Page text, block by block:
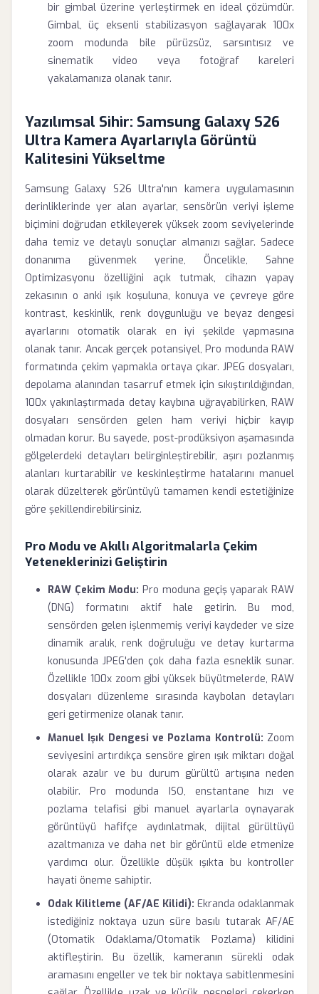
bir gimbal üzerine yerleştirmek en ideal çözümdür.
Gimbal, üç eksenli stabilizasyon sağlayarak 100x
zoom modunda bile pürüzsüz, sarsıntısız ve
sinematik video veya fotoğraf kareleri
yakalamanıza olanak tanır.
Yazılımsal Sihir: Samsung Galaxy S26
Ultra Kamera Ayarlarıyla Görüntü
Kalitesini Yükseltme
Samsung Galaxy S26 Ultra'nın kamera uygulamasının
derinliklerinde yer alan ayarlar, sensörün veriyi işleme
biçimini doğrudan etkileyerek yüksek zoom seviyelerinde
daha temiz ve detaylı sonuçlar almanızı sağlar. Sadece
donanıma güvenmek yerine, Öncelikle, Sahne
Optimizasyonu özelliğini açık tutmak, cihazın yapay
zekasının o anki ışık koşuluna, konuya ve çevreye göre
kontrast, keskinlik, renk doygunluğu ve beyaz dengesi
ayarlarını otomatik olarak en iyi şekilde yapmasına
olanak tanır. Ancak gerçek potansiyel, Pro modunda RAW
formatında çekim yapmakla ortaya çıkar. JPEG dosyaları,
depolama alanından tasarruf etmek için sıkıştırıldığından,
100x yakınlaştırmada detay kaybına uğrayabilirken, RAW
dosyaları sensörden gelen ham veriyi hiçbir kayıp
olmadan korur. Bu sayede, post-prodüksiyon aşamasında
gölgelerdeki detayları belirginleştirebilir, aşırı pozlanmış
alanları kurtarabilir ve keskinleştirme hatalarını manuel
olarak düzelterek görüntüyü tamamen kendi estetiğinize
göre şekillendirebilirsiniz.
Pro Modu ve Akıllı Algoritmalarla Çekim
Yeteneklerinizi Geliştirin
RAW Çekim Modu: Pro moduna geçiş yaparak RAW
(DNG) formatını aktif hale getirin. Bu mod,
sensörden gelen işlenmemiş veriyi kaydeder ve size
dinamik aralık, renk doğruluğu ve detay kurtarma
konusunda JPEG'den çok daha fazla esneklik sunar.
Özellikle 100x zoom gibi yüksek büyütmelerde, RAW
dosyaları düzenleme sırasında kaybolan detayları
geri getirmenize olanak tanır.
Manuel Işık Dengesi ve Pozlama Kontrolü: Zoom
seviyesini artırdıkça sensöre giren ışık miktarı doğal
olarak azalır ve bu durum gürültü artışına neden
olabilir. Pro modunda ISO, enstantane hızı ve
pozlama telafisi gibi manuel ayarlarla oynayarak
görüntüyü hafifçe aydınlatmak, dijital gürültüyü
azaltmanıza ve daha net bir görüntü elde etmenize
yardımcı olur. Özellikle düşük ışıkta bu kontroller
hayati öneme sahiptir.
Odak Kilitleme (AF/AE Kilidi): Ekranda odaklanmak
istediğiniz noktaya uzun süre basılı tutarak AF/AE
(Otomatik Odaklama/Otomatik Pozlama) kilidini
aktifleştirin. Bu özellik, kameranın sürekli odak
aramasını engeller ve tek bir noktaya sabitlenmesini